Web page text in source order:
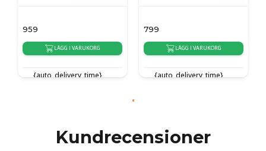
959
LÄGG I VARUKORG
{auto_delivery_time}
799
LÄGG I VARUKORG
{auto_delivery_time}
Kundrecensioner